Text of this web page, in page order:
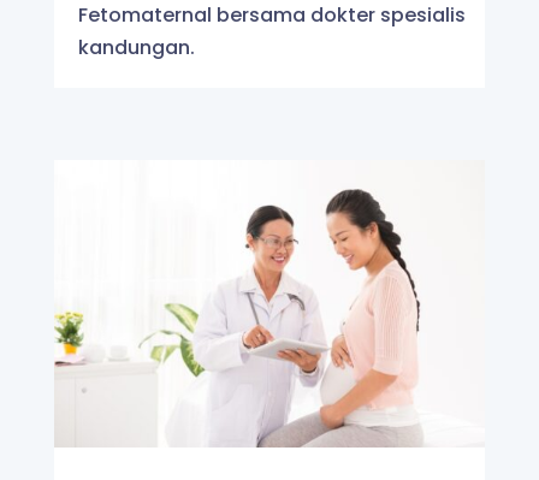
Fetomaternal bersama dokter spesialis
kandungan.